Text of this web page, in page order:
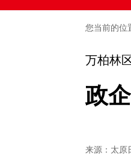
您当前的位
万柏林
政
来源： 太原